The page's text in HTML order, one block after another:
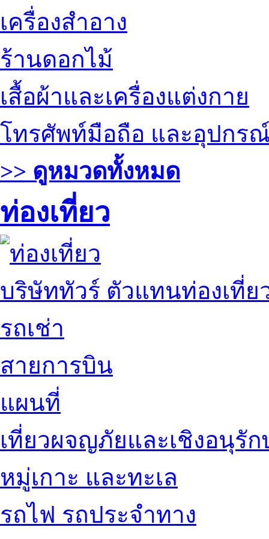
เครื่องสำอาง
ร้านดอกไม้
เสื้อผ้าและเครื่องแต่งกาย
โทรศัพท์มือถือ และอุปกร
>> ดูหมวดทั้งหมด
ท่องเที่ยว
บริษัททัวร์ ตัวแทนท่องเที่ย
รถเช่า
สายการบิน
แผนที่
เที่ยวผจญภัยและเชิงอนุรัก
หมู่เกาะ และทะเล
รถไฟ รถประจำทาง